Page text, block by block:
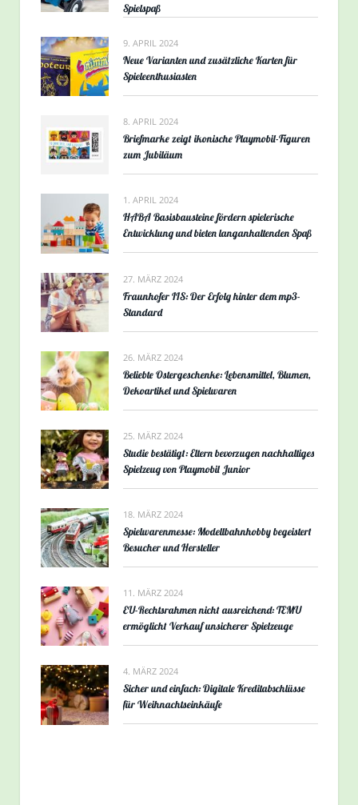
Spielspaß
9. APRIL 2024
Neue Varianten und zusätzliche Karten für
Spieleenthusiasten
8. APRIL 2024
Briefmarke zeigt ikonische Playmobil-Figuren
zum Jubiläum
1. APRIL 2024
HABA Basisbausteine fördern spielerische
Entwicklung und bieten langanhaltenden Spaß
27. MÄRZ 2024
Fraunhofer IIS: Der Erfolg hinter dem mp3-
Standard
26. MÄRZ 2024
Beliebte Ostergeschenke: Lebensmittel, Blumen,
Dekoartikel und Spielwaren
25. MÄRZ 2024
Studie bestätigt: Eltern bevorzugen nachhaltiges
Spielzeug von Playmobil Junior
18. MÄRZ 2024
Spielwarenmesse: Modellbahnhobby begeistert
Besucher und Hersteller
11. MÄRZ 2024
EU-Rechtsrahmen nicht ausreichend: TEMU
ermöglicht Verkauf unsicherer Spielzeuge
4. MÄRZ 2024
Sicher und einfach: Digitale Kreditabschlüsse
für Weihnachtseinkäufe